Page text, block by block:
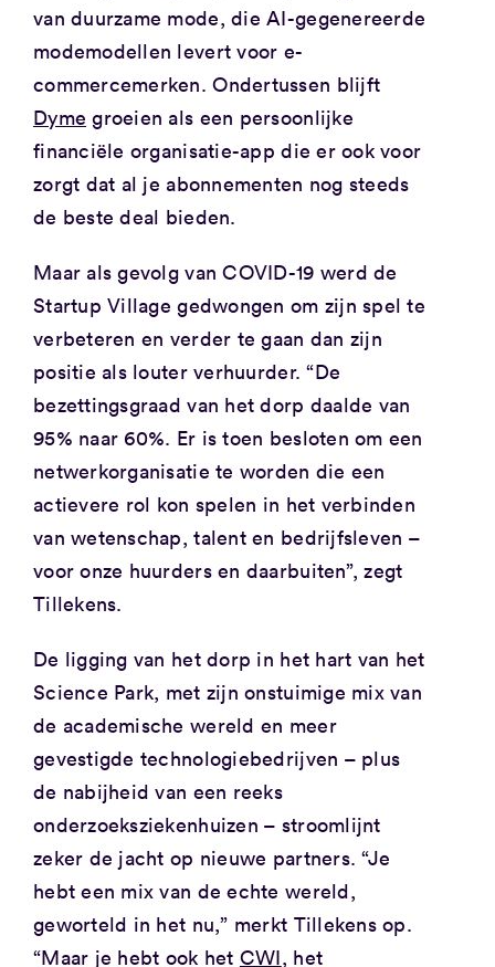
van duurzame mode, die AI-gegenereerde
modemodellen levert voor e-
commercemerken. Ondertussen blijft
Dyme groeien als een persoonlijke
financiële organisatie-app die er ook voor
zorgt dat al je abonnementen nog steeds
de beste deal bieden.
Maar als gevolg van COVID-19 werd de
Startup Village gedwongen om zijn spel te
verbeteren en verder te gaan dan zijn
positie als louter verhuurder. “De
bezettingsgraad van het dorp daalde van
95% naar 60%. Er is toen besloten om een
netwerkorganisatie te worden die een
actievere rol kon spelen in het verbinden
van wetenschap, talent en bedrijfsleven –
voor onze huurders en daarbuiten”, zegt
Tillekens.
De ligging van het dorp in het hart van het
Science Park, met zijn onstuimige mix van
de academische wereld en meer
gevestigde technologiebedrijven – plus
de nabijheid van een reeks
onderzoeksziekenhuizen – stroomlijnt
zeker de jacht op nieuwe partners. “Je
hebt een mix van de echte wereld,
geworteld in het nu,” merkt Tillekens op.
“Maar je hebt ook het CWI, het